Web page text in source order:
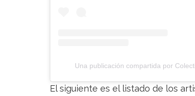
Una publicación compartida por
El siguiente es el listado de los